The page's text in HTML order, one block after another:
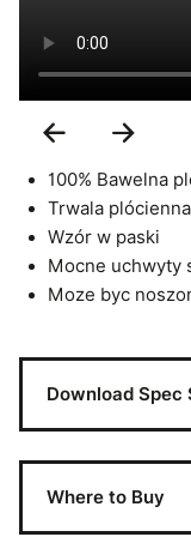
Previous
Slide
100% Bawelna
Trwala
Wzór w paski
Mocne uchwyty
Moze byc
Download Spec
Where to Buy